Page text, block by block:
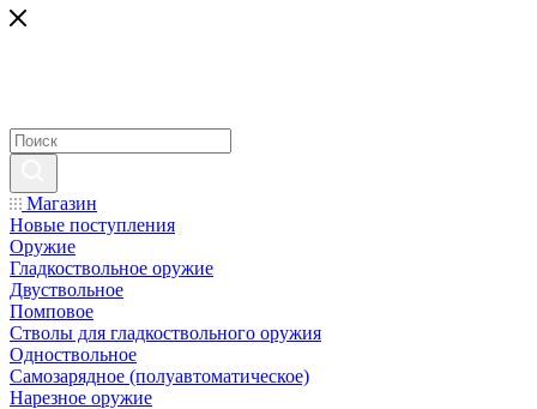
Магазин
Новые поступления
Оружие
Гладкоствольное оружие
Двуствольное
Помповое
Стволы для гладкоствольного оружия
Одноствольное
Самозарядное (полуавтоматическое)
Нарезное оружие